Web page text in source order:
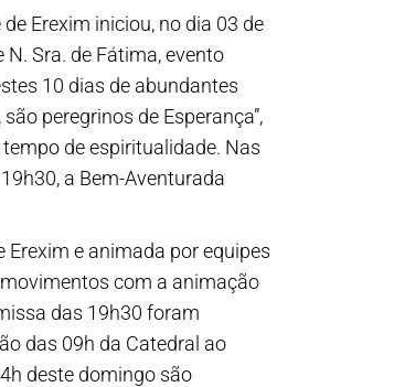
Erexim iniciou, no dia 03 de
Sra. de Fátima, evento
10 dias de abundantes
peregrinos de Esperança”,
de espiritualidade. Nas
a Bem-Aventurada
e animada por equipes
com a animação
das 19h30 foram
das 09h da Catedral ao
deste domingo são